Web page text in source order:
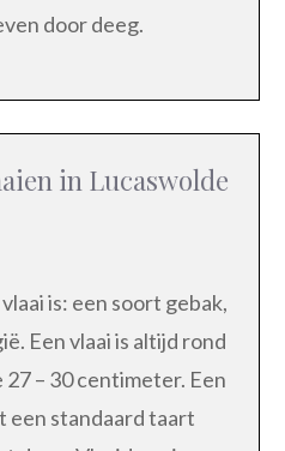
door deeg.
in Lucaswolde
is: een soort gebak,
Een vlaai is altijd rond
– 30 centimeter. Een
een standaard taart